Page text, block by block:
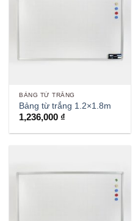
BẢNG TỪ TRẮNG
Bảng từ trắng 1.2×1.8m
1,236,000 ₫